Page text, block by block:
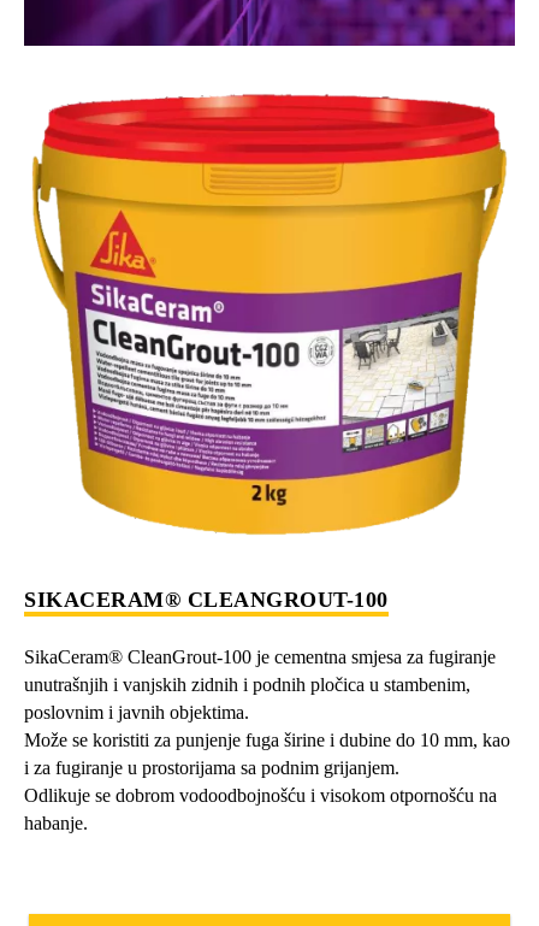
SIKACERAM® CLEANGROUT-100
SikaCeram® CleanGrout-100 je cementna smjesa za fugiranje
unutrašnjih i vanjskih zidnih i podnih pločica u stambenim,
poslovnim i javnih objektima.
Može se koristiti za punjenje fuga širine i dubine do 10 mm, kao
i za fugiranje u prostorijama sa podnim grijanjem.
Odlikuje se dobrom vodoodbojnošću i visokom otpornošću na
habanje.